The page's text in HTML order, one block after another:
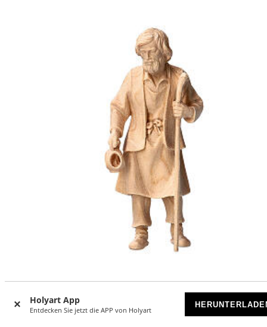
Holyart App
Entdecken Sie jetzt die APP von Holyart
Naturholz
AUF BESTELLUNG